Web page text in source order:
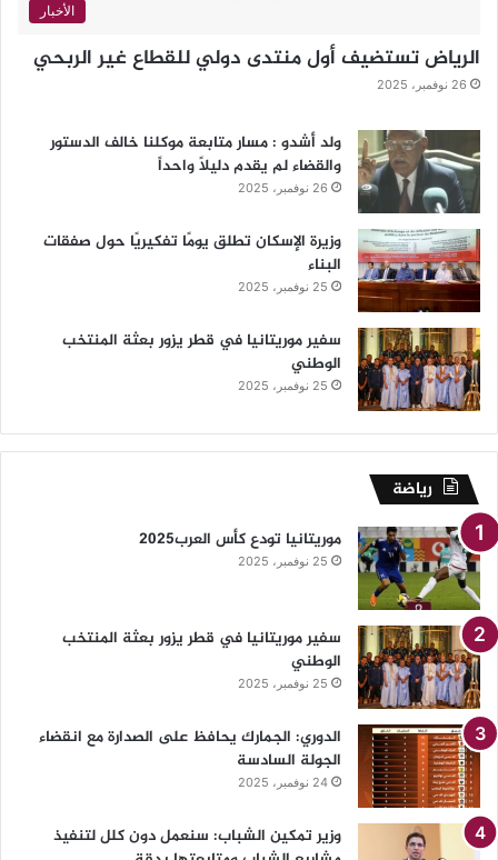
الأخبار
الرياض تستضيف أول منتدى دولي للقطاع غير الربحي
26 نوفمبر، 2025
ولد أشدو : مسار متابعة موكلنا خالف الدستور
والقضاء لم يقدم دليلاً واحداً
26 نوفمبر، 2025
وزيرة الإسكان تطلق يومًا تفكيريًا حول صفقات
البناء
25 نوفمبر، 2025
سفير موريتانيا في قطر يزور بعثة المنتخب
الوطني
25 نوفمبر، 2025
رياضة
موريتانيا تودع كأس العرب2025
25 نوفمبر، 2025
سفير موريتانيا في قطر يزور بعثة المنتخب
الوطني
25 نوفمبر، 2025
الدوري: الجمارك يحافظ على الصدارة مع انقضاء
الجولة السادسة
24 نوفمبر، 2025
وزير تمكين الشباب: سنعمل دون كلل لتنفيذ